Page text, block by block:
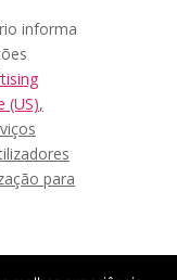
informa
(US),
para